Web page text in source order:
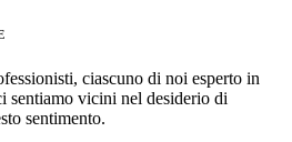
ciascuno di noi esperto in
sentiamo vicini nel desiderio di
sentimento.